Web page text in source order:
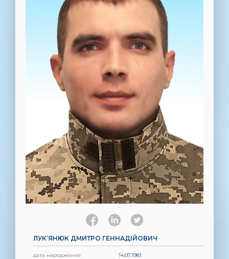
ЛУК’ЯНЮК ДМИТРО ГЕННАДІЙОВИЧ
дата народження
14.07.1981